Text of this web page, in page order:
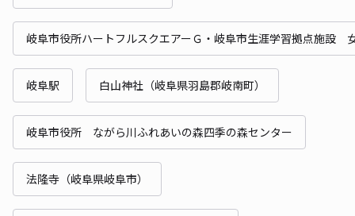
岐阜市役所ハートフルスクエアーＧ・岐阜市生涯学習拠点施設
岐阜駅 白山神社（岐阜県羽島郡岐南町）
岐阜市役所 ながら川ふれあいの森四季の森センター
法隆寺（岐阜県岐阜市）